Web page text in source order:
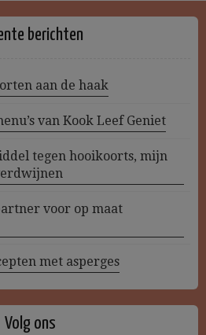
berichten
aan de haak
van Kook Leef Geniet
tegen hooikoorts, mijn
voor op maat
met asperges
Volg ons